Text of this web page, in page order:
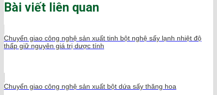
Bài viết liên quan
Chuyển giao công nghệ sản xuất tinh bột nghệ sấy lạnh nhiệt độ
thấp giữ nguyên giá trị dược tính
Chuyển giao công nghệ sản xuất bột dứa sấy thăng hoa